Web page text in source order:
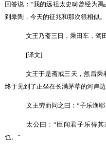
回答说： “我的远祖太史畴曾经为
到皋陶，今天的征兆和那次很相似。
文王乃斋三日，乘田车，驾
[译文]
文王于是斋戒三天，然后乘
终于见到了正坐在长满茅草的河岸边
文王劳而问之曰： “子乐渔耶
太公曰： “ 臣闻君子乐得
也。 ”